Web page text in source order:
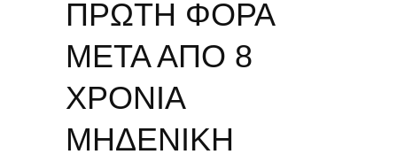
ΠΡΩΤΗ ΦΟΡΑ
ΜΕΤΑ ΑΠΟ 8
ΧΡΟΝΙΑ
ΜΗΔΕΝΙΚΗ